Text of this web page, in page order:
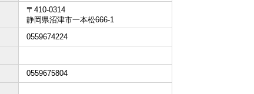
〒410-0314
静岡県沼津市一本松666-1
0559674224
0559675804